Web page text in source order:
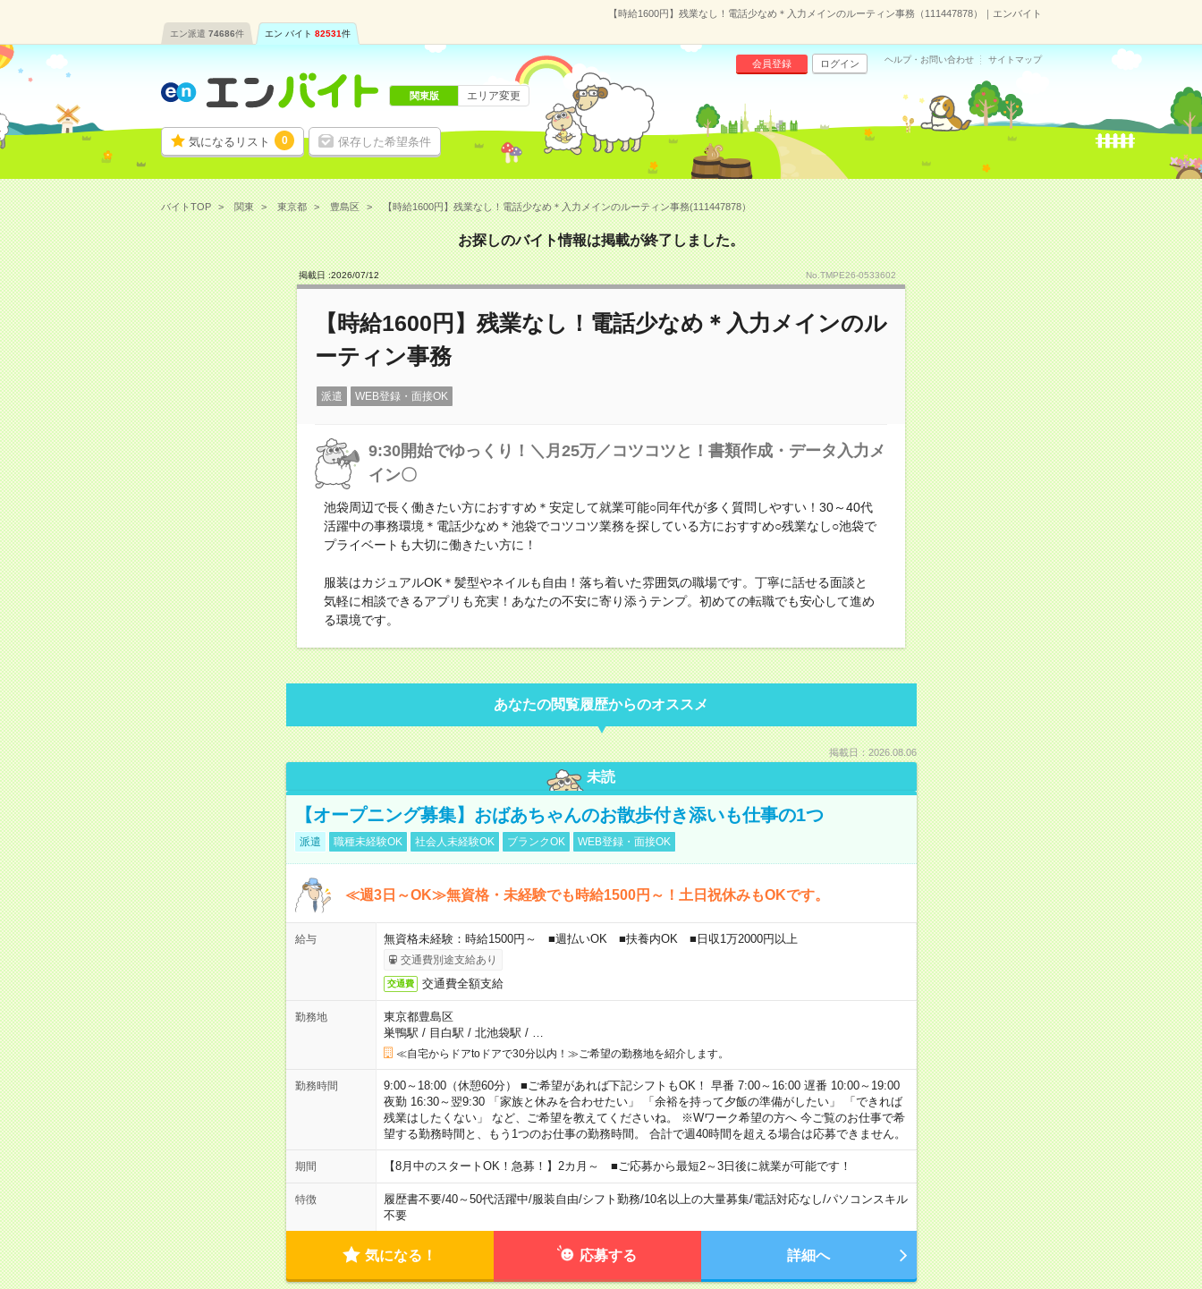
【時給1600円】残業なし！電話少なめ＊入力メインのルーティン事務（111447878）｜エンバイト
エン派遣 74686件 エン バイト 82531件
気になるリスト 0 保存した希望条件
会員登録 ログイン ヘルプ・お問い合わせ サイトマップ
関東版 エリア変更
バイトTOP 関東 東京都 豊島区 【時給1600円】残業なし！電話少なめ＊入力メインのルーティン事務(111447878）
お探しのバイト情報は掲載が終了しました。
掲載日 :2026/07/12 No.TMPE26-0533602
【時給1600円】残業なし！電話少なめ＊入力メインのル
ーティン事務
派遣 WEB登録・面接OK
9:30開始でゆっくり！＼月25万／コツコツと！書類作成・データ入力メ
イン〇
池袋周辺で長く働きたい方におすすめ＊安定して就業可能○同年代が多く質問しやすい！30～40代
活躍中の事務環境＊電話少なめ＊池袋でコツコツ業務を探している方におすすめ○残業なし○池袋で
プライベートも大切に働きたい方に！
服装はカジュアルOK＊髪型やネイルも自由！落ち着いた雰囲気の職場です。丁寧に話せる面談と
気軽に相談できるアプリも充実！あなたの不安に寄り添うテンプ。初めての転職でも安心して進め
る環境です。
あなたの閲覧履歴からのオススメ
掲載日：2026.08.06
未読
【オープニング募集】おばあちゃんのお散歩付き添いも仕事の1つ
派遣 職種未経験OK 社会人未経験OK ブランクOK WEB登録・面接OK
≪週3日～OK≫無資格・未経験でも時給1500円～！土日祝休みもOKです。
給与 無資格未経験：時給1500円～ ■週払いOK ■扶養内OK ■日収1万2000円以上
交通費別途支給あり
交通費 交通費全額支給
勤務地
東京都豊島区
巣鴨駅 / 目白駅 / 北池袋駅 /
≪自宅からドアtoドアで30分以内！≫ご希望の勤務地を紹介します。
勤務時間
9:00～18:00（休憩60分） ■ご希望があれば下記シフトもOK！ 早番 7:00～16:00 遅番 10:00～19:00
夜勤 16:30～翌9:30 「家族と休みを合わせたい」 「余裕を持って夕飯の準備がしたい」 「できれば
残業はしたくない」 など、ご希望を教えてくださいね。 ※Wワーク希望の方へ 今ご覧のお仕事で希
望する勤務時間と、もう1つのお仕事の勤務時間。 合計で週40時間を超える場合は応募できません。
期間 【8月中のスタートOK！急募！】2カ月～ ■ご応募から最短2～3日後に就業が可能です！
特徴 履歴書不要/40～50代活躍中/服装自由/シフト勤務/10名以上の大量募集/電話対応なし/パソコンスキル
不要
気になる！ 応募する 詳細へ